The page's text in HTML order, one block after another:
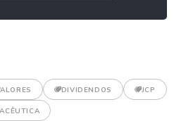
DIVIDENDOS JCP